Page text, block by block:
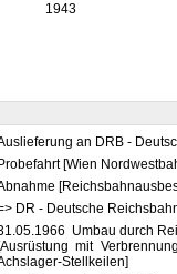
1943
an DRB -
Probefahrt [Wien
DR - Deutsche
Umbau durch
mit
Stellkeilen]